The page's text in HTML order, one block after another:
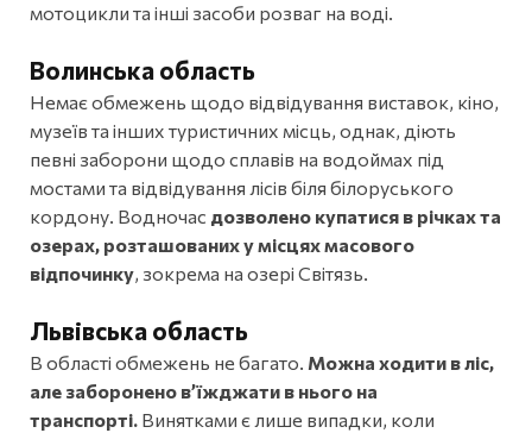
мотоцикли та інші засоби розваг на воді.
Волинська область
Немає обмежень щодо відвідування виставок, кіно,
музеїв та інших туристичних місць, однак, діють
певні заборони щодо сплавів на водоймах під
мостами та відвідування лісів біля білоруського
кордону. Водночас дозволено купатися в річках та
озерах, розташованих у місцях масового
відпочинку, зокрема на озері Світязь.
Львівська область
В області обмежень не багато. Можна ходити в ліс,
але заборонено в’їжджати в нього на
транспорті. Винятками є лише випадки, коли